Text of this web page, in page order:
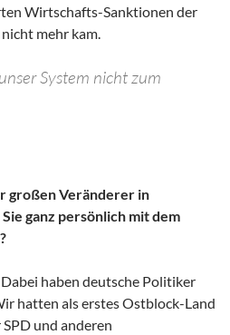
Wirtschafts-Sanktionen der
mehr kam.
System nicht zum
großen Veränderer in
ganz persönlich mit dem
haben deutsche Politiker
hatten als erstes Ostblock-Land
und anderen